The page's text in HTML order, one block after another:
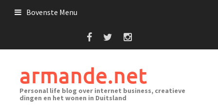
Bovenste Menu
armande.net
Personal life blog over internet business, creatieve
dingen en het wonen in Duitsland